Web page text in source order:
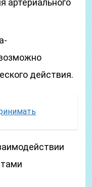
артериального
действия.